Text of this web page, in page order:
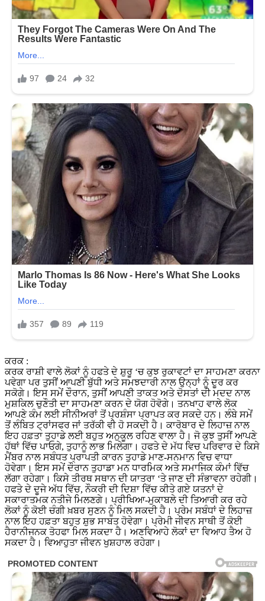
ਕਰਕ :
ਕਰਕ ਰਾਸ਼ੀ ਵਾਲੇ ਲੋਕਾਂ ਨੂੰ ਹਫਤੇ ਦੇ ਸ਼ੁਰੂ ‘ਚ ਕੁਝ ਰੁਕਾਵਟਾਂ ਦਾ ਸਾਹਮਣਾ ਕਰਨਾ
ਪਵੇਗਾ ਪਰ ਤੁਸੀਂ ਆਪਣੀ ਬੁੱਧੀ ਅਤੇ ਸਮਝਦਾਰੀ ਨਾਲ ਉਨ੍ਹਾਂ ਨੂੰ ਦੂਰ ਕਰ
ਸਕੋਗੇ। ਇਸ ਸਮੇਂ ਦੌਰਾਨ, ਤੁਸੀਂ ਆਪਣੀ ਤਾਕਤ ਅਤੇ ਦੋਸਤਾਂ ਦੀ ਮਦਦ ਨਾਲ
ਮੁਸ਼ਕਿਲ ਚੁਣੌਤੀ ਦਾ ਸਾਹਮਣਾ ਕਰਨ ਦੇ ਯੋਗ ਹੋਵੋਗੇ। ਤਨਖਾਹ ਵਾਲੇ ਲੋਕ
ਆਪਣੇ ਕੰਮ ਲਈ ਸੀਨੀਅਰਾਂ ਤੋਂ ਪ੍ਰਸ਼ੰਸਾ ਪ੍ਰਾਪਤ ਕਰ ਸਕਦੇ ਹਨ। ਲੰਬੇ ਸਮੇਂ
ਤੋਂ ਲੰਬਿਤ ਟ੍ਰਾਂਸਫਰ ਜਾਂ ਤਰੱਕੀ ਵੀ ਹੋ ਸਕਦੀ ਹੈ। ਕਾਰੋਬਾਰ ਦੇ ਲਿਹਾਜ਼ ਨਾਲ
ਇਹ ਹਫ਼ਤਾ ਤੁਹਾਡੇ ਲਈ ਬਹੁਤ ਅਨੁਕੂਲ ਰਹਿਣ ਵਾਲਾ ਹੈ। ਜੋ ਕੁਝ ਤੁਸੀਂ ਆਪਣੇ
ਹੱਥਾਂ ਵਿੱਚ ਪਾਓਗੇ, ਤੁਹਾਨੂੰ ਲਾਭ ਮਿਲੇਗਾ। ਹਫਤੇ ਦੇ ਮੱਧ ਵਿਚ ਪਰਿਵਾਰ ਦੇ ਕਿਸੇ
ਮੈਂਬਰ ਨਾਲ ਸਬੰਧਤ ਪ੍ਰਾਪਤੀ ਕਾਰਨ ਤੁਹਾਡੇ ਮਾਣ-ਸਨਮਾਨ ਵਿਚ ਵਾਧਾ
ਹੋਵੇਗਾ। ਇਸ ਸਮੇਂ ਦੌਰਾਨ ਤੁਹਾਡਾ ਮਨ ਧਾਰਮਿਕ ਅਤੇ ਸਮਾਜਿਕ ਕੰਮਾਂ ਵਿੱਚ
ਲੱਗਾ ਰਹੇਗਾ। ਕਿਸੇ ਤੀਰਥ ਸਥਾਨ ਦੀ ਯਾਤਰਾ ‘ਤੇ ਜਾਣ ਦੀ ਸੰਭਾਵਨਾ ਰਹੇਗੀ।
ਹਫਤੇ ਦੇ ਦੂਜੇ ਅੱਧ ਵਿੱਚ, ਨੌਕਰੀ ਦੀ ਦਿਸ਼ਾ ਵਿੱਚ ਕੀਤੇ ਗਏ ਯਤਨਾਂ ਦੇ
ਸਕਾਰਾਤਮਕ ਨਤੀਜੇ ਮਿਲਣਗੇ। ਪ੍ਰੀਖਿਆ-ਮੁਕਾਬਲੇ ਦੀ ਤਿਆਰੀ ਕਰ ਰਹੇ
ਲੋਕਾਂ ਨੂੰ ਕੋਈ ਚੰਗੀ ਖ਼ਬਰ ਸੁਣਨ ਨੂੰ ਮਿਲ ਸਕਦੀ ਹੈ। ਪ੍ਰੇਮ ਸਬੰਧਾਂ ਦੇ ਲਿਹਾਜ਼
ਨਾਲ ਇਹ ਹਫ਼ਤਾ ਬਹੁਤ ਸ਼ੁਭ ਸਾਬਤ ਹੋਵੇਗਾ। ਪ੍ਰੇਮੀ ਜੀਵਨ ਸਾਥੀ ਤੋਂ ਕੋਈ
ਹੈਰਾਨੀਜਨਕ ਤੋਹਫਾ ਮਿਲ ਸਕਦਾ ਹੈ। ਅਣਵਿਆਹੇ ਲੋਕਾਂ ਦਾ ਵਿਆਹ ਤੈਅ ਹੋ
ਸਕਦਾ ਹੈ। ਵਿਆਹੁਤਾ ਜੀਵਨ ਖੁਸ਼ਹਾਲ ਰਹੇਗਾ।